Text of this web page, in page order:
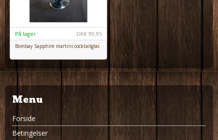
DKK 99,95
På lager
Bombay Sapphire martini cocktailglas
Menu
Forside
Betingelser